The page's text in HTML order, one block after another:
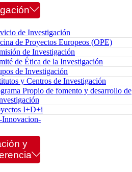
de Investigación
de Proyectos Europeos (OPE)
de Investigación
de Ética de la Investigación
de Investigación
y Centros de Investigación
Propio de fomento y desarrollo de
I+D+i
y